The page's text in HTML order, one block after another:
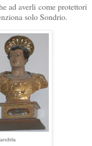
ad averli come protettori
solo Sondrio.